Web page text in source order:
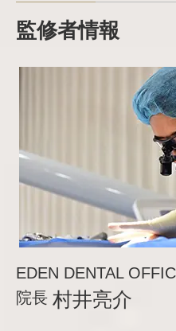
監修者情報
EDEN DENTAL
院長 村井亮介